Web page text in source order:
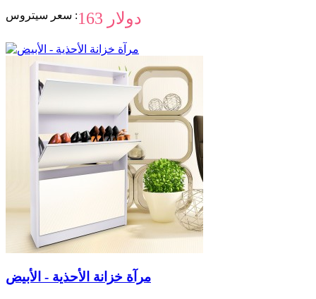
سعر سيتروس : 163 دولار
مرآة خزانة الأحذية - الأبيض